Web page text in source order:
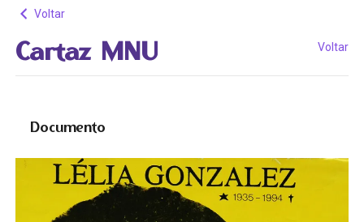
Voltar
Cartaz MNU Voltar
Documento